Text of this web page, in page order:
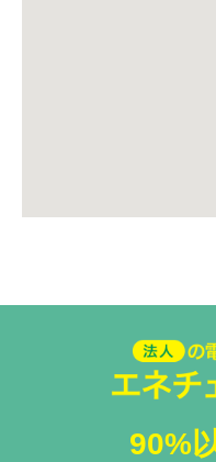
法人の電
チェンジ
90%